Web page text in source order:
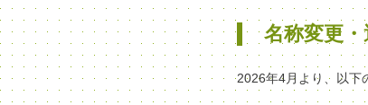
名称変更
2026年4月より、以下